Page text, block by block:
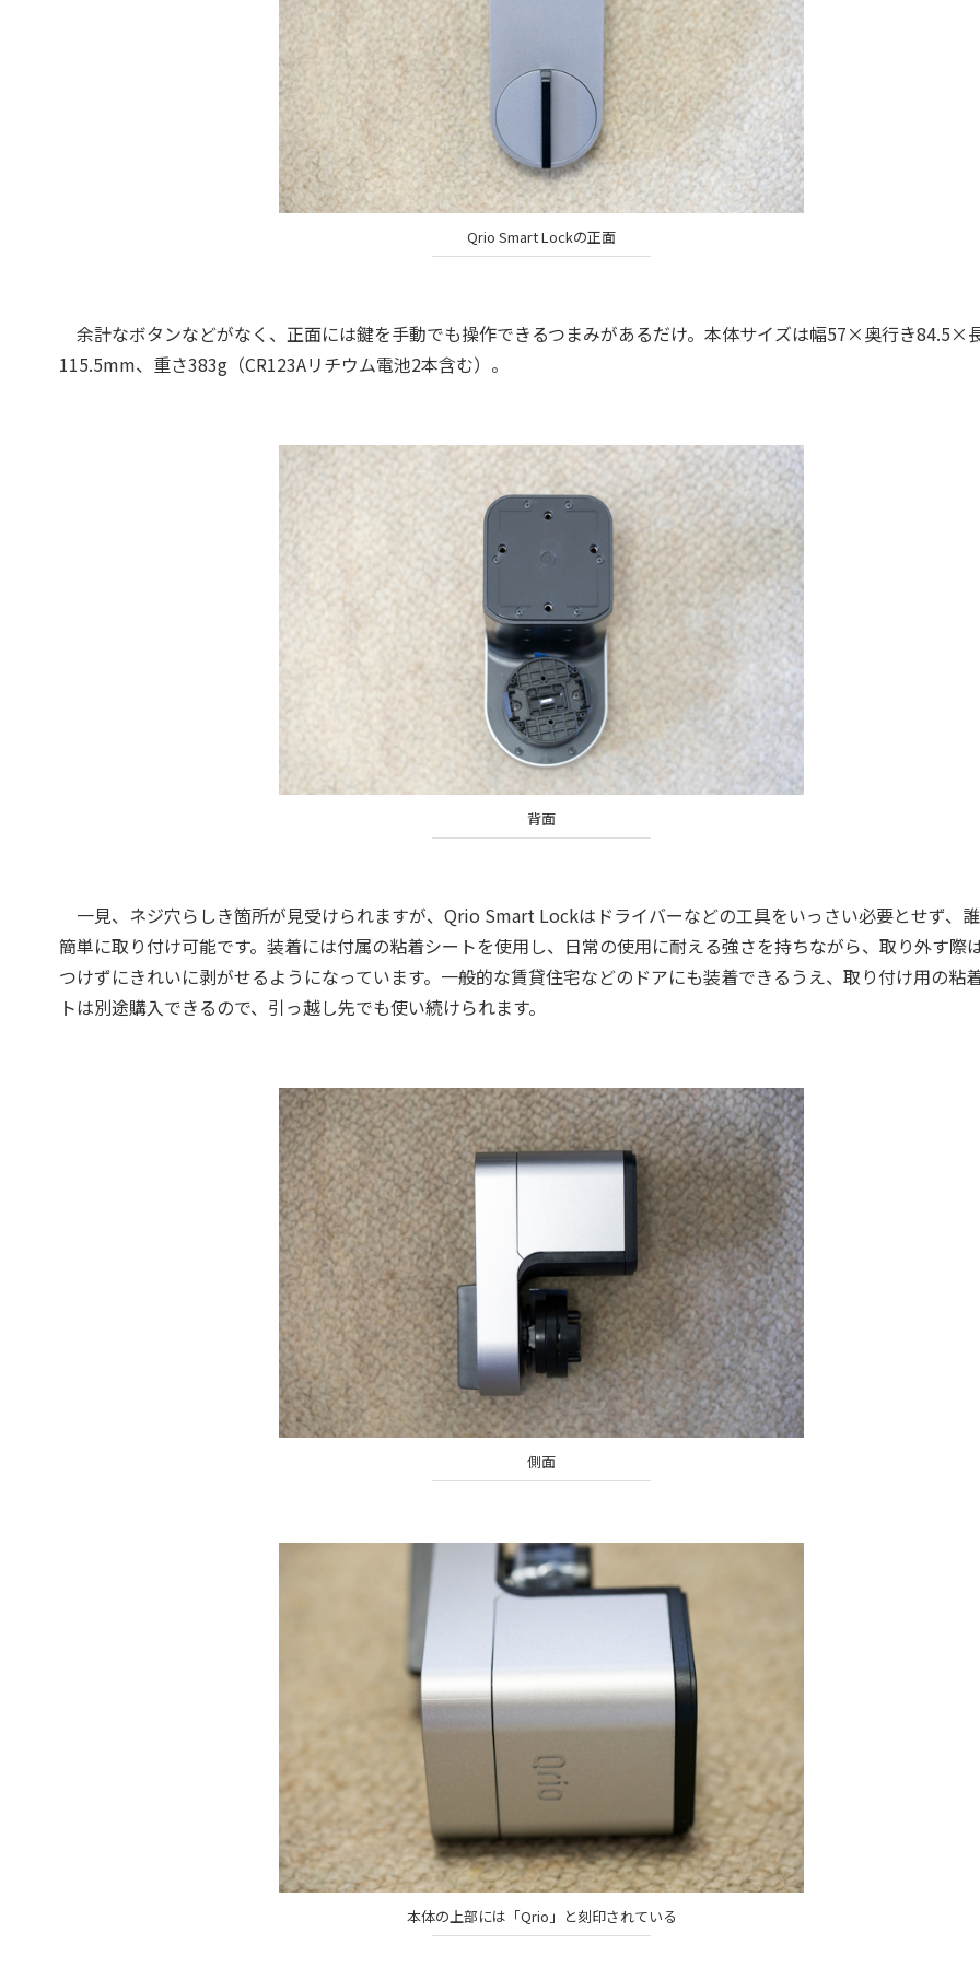
Qrio Smart Lockの正面
余計なボタンなどがなく、正面には鍵を手動でも操作できるつまみがあるだけ。本体サイズは幅57×奥行き84.5×
115.5mm、重さ383g（CR123Aリチウム電池2本含む）。
背面
一見、ネジ穴らしき箇所が見受けられますが、Qrio Smart Lockはドライバーなどの工具をいっさい必要とせず、
簡単に取り付け可能です。装着には付属の粘着シートを使用し、日常の使用に耐える強さを持ちながら、取り外す際
つけずにきれいに剥がせるようになっています。一般的な賃貸住宅などのドアにも装着できるうえ、取り付け用の粘
トは別途購入できるので、引っ越し先でも使い続けられます。
側面
本体の上部には「Qrio」と刻印されている